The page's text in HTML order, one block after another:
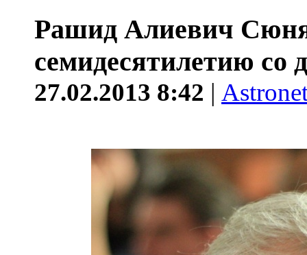
Рашид Алиевич
семидесятилетию со
27.02.2013 8:42 |